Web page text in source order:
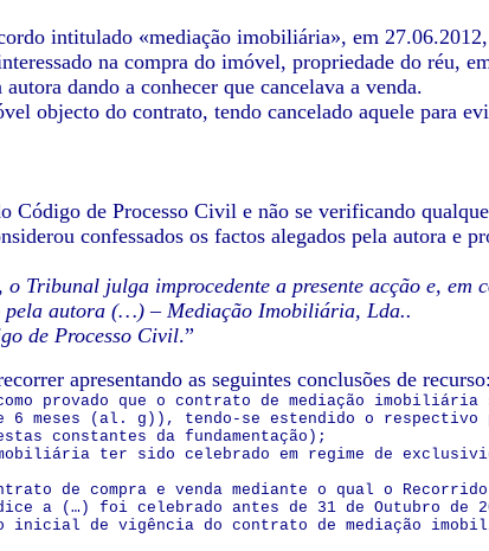
intitulado «mediação imobiliária», em
na compra do imóvel, propriedade do réu,
dando a conhecer que cancelava a venda.
objecto do contrato, tendo cancelado aquele para
Código de Processo Civil e não se verificando
confessados os factos alegados pela autora e
Tribunal julga improcedente a presente acção e, em
autora (…) – Mediação Imobiliária, Lda..
de Processo Civil.”
apresentando as seguintes conclusões de recurso:
provado que o contrato de mediação
6 meses (al. g)), tendo-se estendido o
constantes da fundamentação);
ter sido celebrado em regime de
de compra e venda mediante o qual o
a (…) foi celebrado antes de 31 de Outubro de
inicial de vigência do contrato de mediação